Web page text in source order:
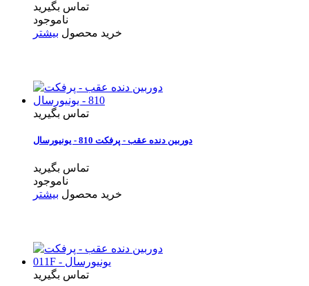
تماس بگیرید
ناموجود
خرید محصول بیشتر
تماس بگیرید
دوربین دنده عقب - پرفکت 810 - یونیورسال
تماس بگیرید
ناموجود
خرید محصول بیشتر
تماس بگیرید